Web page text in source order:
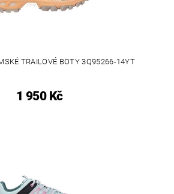
TRAILOVÉ BOTY 3Q95266-14YT
1 950 Kč